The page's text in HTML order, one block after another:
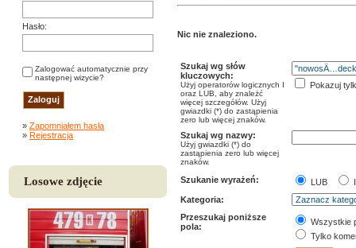
Hasło:
Zalogować automatycznie przy
następnej wizycie?
» Zapomniałem hasła
» Rejestracja
Losowe zdjęcie
Nic nie znaleziono.
Szukaj wg słów
kluczowych:
Użyj operatorów logicznych I
oraz LUB, aby znależć
więcej szczegółów. Użyj
gwiazdki (*) do zastąpienia
zero lub więcej znaków.
Pokazuj
Szukaj wg nazwy:
Użyj gwiazdki (*) do
zastąpienia zero lub więcej
znaków.
Szukanie wyrażeń: LUB
I
Kategoria:
Przeszukaj poniższe
pola:
Wszystkie
Tylko